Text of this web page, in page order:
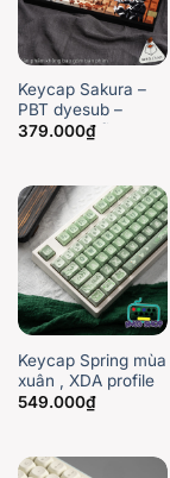
Keycap Sakura –
PBT dyesub –
Cherry profile
anime
379.000₫
Keycap Spring mùa
xuân , XDA profile
PBT
549.000₫